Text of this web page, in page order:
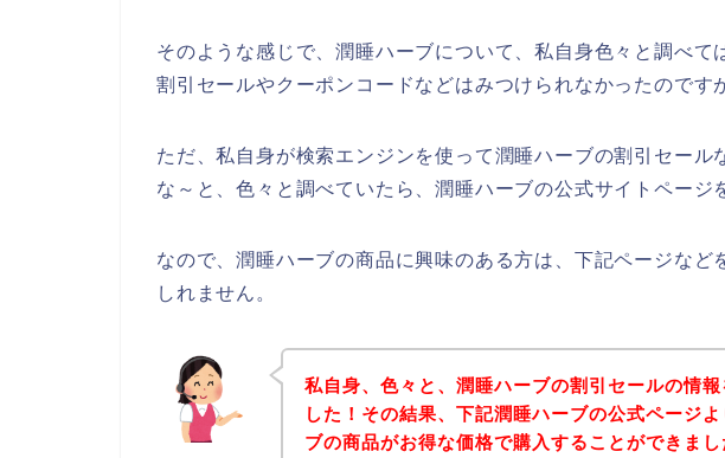
そのような感じで、潤睡ハーブについて、私自身色々と調べて
割引セールやクーポンコードなどはみつけられなかったのです
ただ、私自身が検索エンジンを使って潤睡ハーブの割引セール
な～と、色々と調べていたら、潤睡ハーブの公式サイトページ
なので、潤睡ハーブの商品に興味のある方は、下記ページなど
しれません。
私自身、色々と、潤睡ハーブの割引セールの情報
した！その結果、下記潤睡ハーブの公式ページ
ブの商品がお得な価格で購入することができま